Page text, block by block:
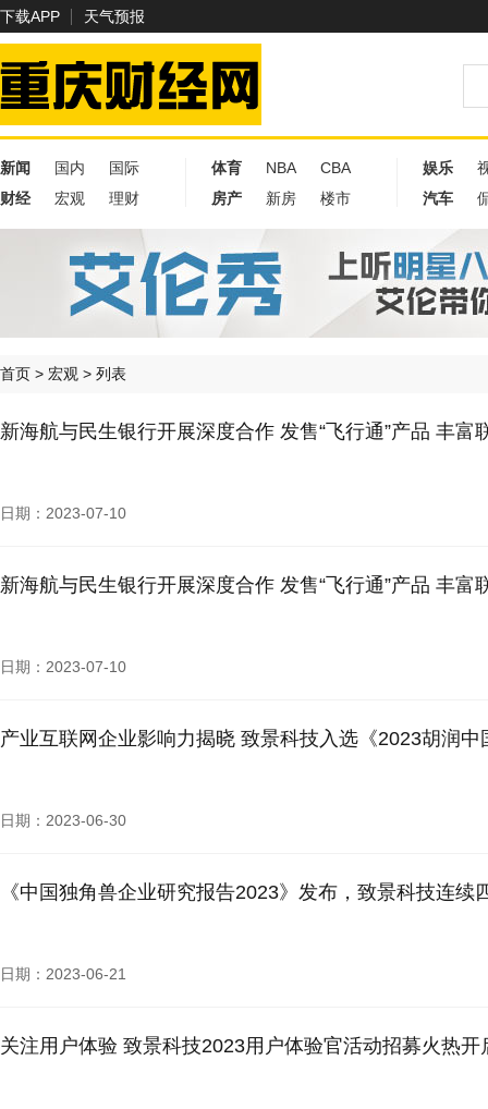
下载APP 天气预报
新闻 国内
国际
财经
宏观 理财
体育 NBA
CBA
房产
新房 楼市
娱乐
汽车
首页 > 宏观 > 列表
新海航与民生银行开展深度合作 发售“飞行通”产品 丰富
日期：2023-07-10
新海航与民生银行开展深度合作 发售“飞行通”产品 丰富
日期：2023-07-10
产业互联网企业影响力揭晓 致景科技入选《2023胡润
日期：2023-06-30
《中国独角兽企业研究报告2023》发布，致景科技连
日期：2023-06-21
关注用户体验 致景科技2023用户体验官活动招募火热开